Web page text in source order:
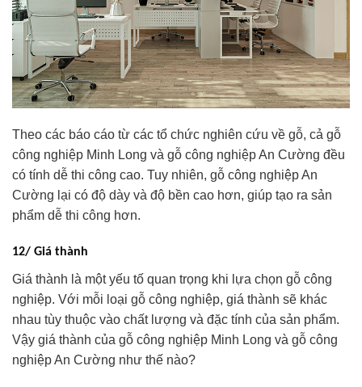
Theo các báo cáo từ các tổ chức nghiên cứu về gỗ, cả gỗ
công nghiệp Minh Long và gỗ công nghiệp An Cường đều
có tính dễ thi công cao. Tuy nhiên, gỗ công nghiệp An
Cường lại có độ dày và độ bền cao hơn, giúp tạo ra sản
phẩm dễ thi công hơn.
12/ Giá thành
Giá thành là một yếu tố quan trọng khi lựa chọn gỗ công
nghiệp. Với mỗi loại gỗ công nghiệp, giá thành sẽ khác
nhau tùy thuộc vào chất lượng và đặc tính của sản phẩm.
Vậy giá thành của gỗ công nghiệp Minh Long và gỗ công
nghiệp An Cường như thế nào?